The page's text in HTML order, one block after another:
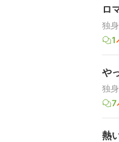
ロ
独
1
や
独
7
熱